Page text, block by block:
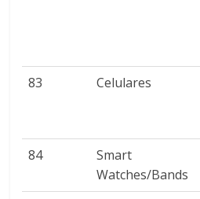
83 Celulares
84
Smart
Watches/Bands